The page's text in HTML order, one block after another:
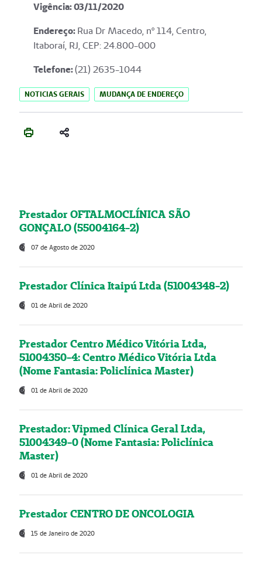
Vigência: 03/11/2020
Endereço:Rua Dr Macedo, nº 114, Centro,
Itaboraí, RJ, CEP: 24.800-000
Telefone:(21) 2635-1044
NOTICIAS GERAIS MUDANÇA DE ENDEREÇO
Prestador OFTALMOCLÍNICA SÃO
GONÇALO (55004164-2)
07 de Agosto de 2020
Prestador Clínica Itaipú Ltda (51004348-2)
01 de Abril de 2020
Prestador Centro Médico Vitória Ltda,
51004350-4: Centro Médico Vitória Ltda
(Nome Fantasia: Policlínica Master)
01 de Abril de 2020
Prestador: Vipmed Clínica Geral Ltda,
51004349-0 (Nome Fantasia: Policlínica
Master)
01 de Abril de 2020
Prestador CENTRO DE ONCOLOGIA
15 de Janeiro de 2020